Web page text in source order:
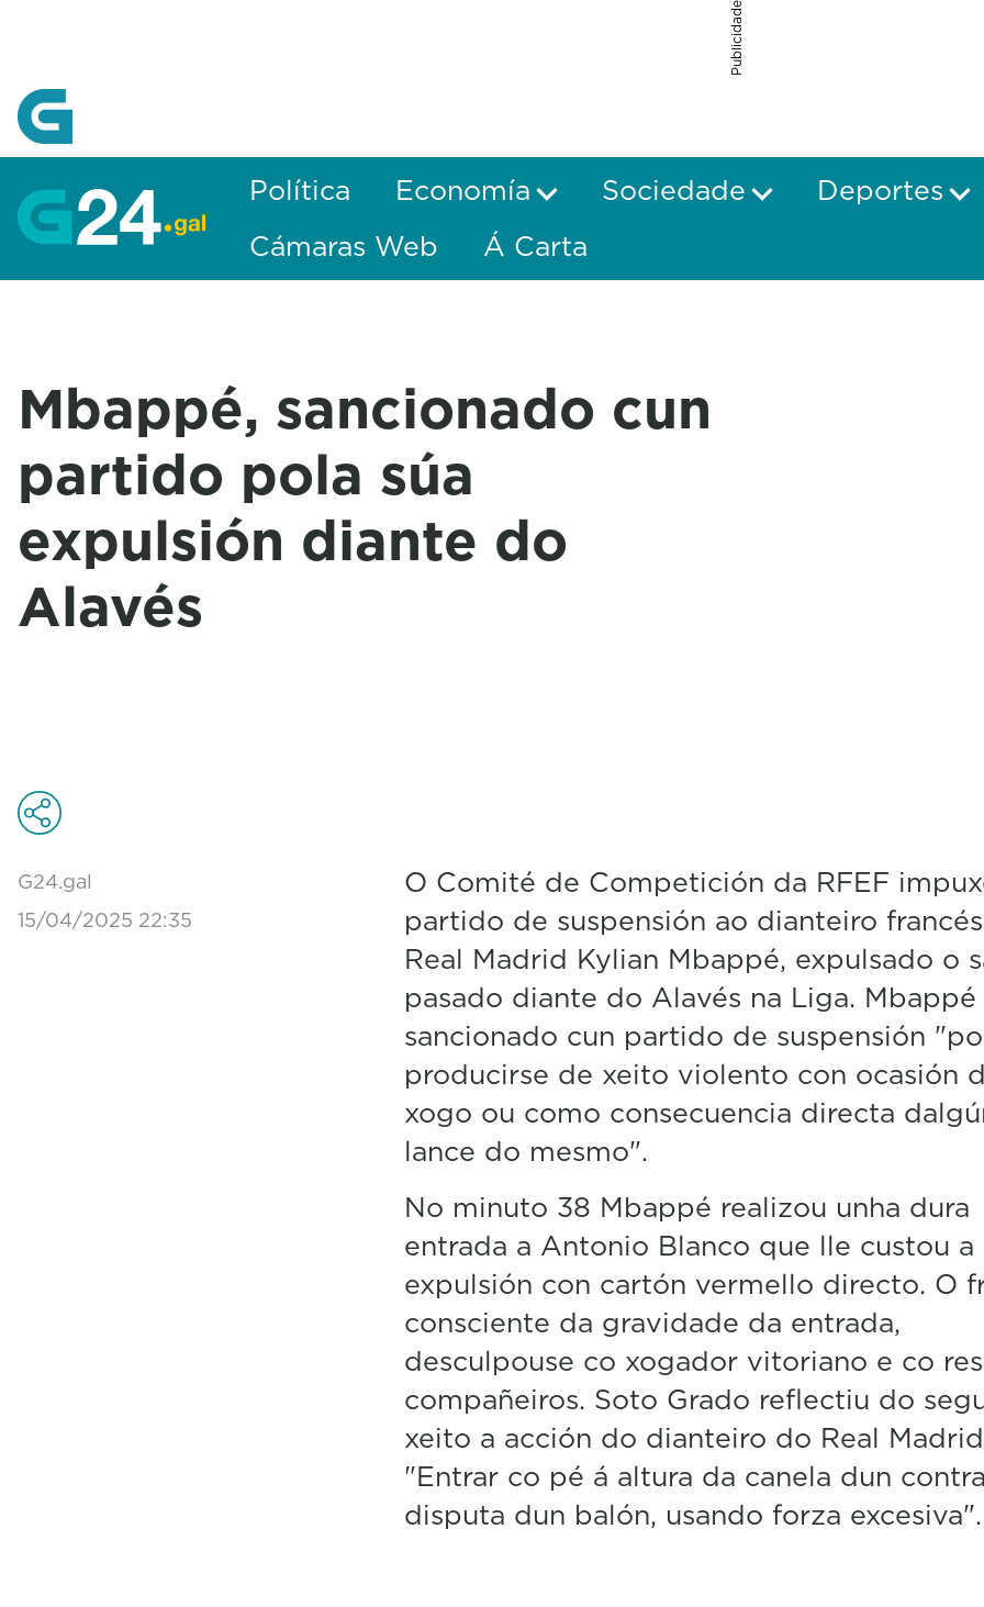
Publicidade
Política Economía Sociedade
Deportes
Cámaras Web
Á Carta
Mbappé, sancionado cun
partido pola súa
expulsión diante do
Alavés
G24.gal
15/04/2025 22:35
O Comité de Competición da RFEF
partido de suspensión ao dianteiro
Real Madrid Kylian Mbappé, expulsado o
pasado diante do Alavés na Liga.
sancionado cun partido de suspensión
producirse de xeito violento con ocasión
xogo ou como consecuencia directa
lance do mesmo".
No minuto 38 Mbappé realizou unha dura
entrada a Antonio Blanco que lle custou a
expulsión con cartón vermello directo. O
consciente da gravidade da entrada,
desculpouse co xogador vitoriano e co
compañeiros. Soto Grado reflectiu do
xeito a acción do dianteiro do Real
"Entrar co pé á altura da canela dun
disputa dun balón, usando forza